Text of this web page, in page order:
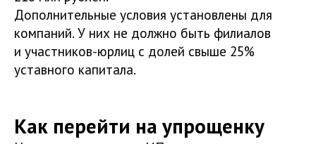
Дополнительные условия установлены для
компаний. У них не должно быть филиалов
и участников-юрлиц с долей свыше 25%
уставного капитала.
Как перейти на упрощенку